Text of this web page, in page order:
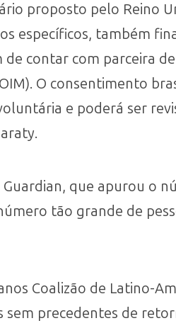
proposto pelo Reino
específicos, também
contar com parceira
O consentimento
e poderá ser
que apurou o
tão grande de
Coalizão de Latino-
sem precedentes de